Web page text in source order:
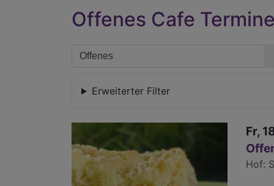
Offenes Cafe Termine
Erweiterter Filter
Fr,
Hof